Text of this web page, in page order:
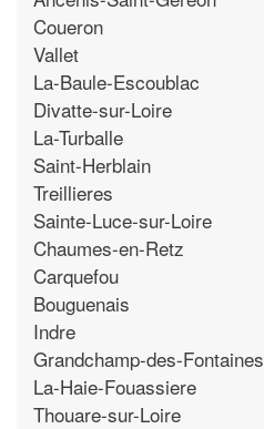
Coueron
Vallet
La-Baule-Escoublac
Divatte-sur-Loire
La-Turballe
Saint-Herblain
Treillieres
Sainte-Luce-sur-Loire
Chaumes-en-Retz
Carquefou
Bouguenais
Indre
Grandchamp-des-Fontaines
La-Haie-Fouassiere
Thouare-sur-Loire